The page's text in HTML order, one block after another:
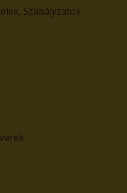
Szabályzatok